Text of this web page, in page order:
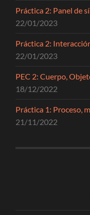
Práctica 2: Panel de
22/01/2023
Práctica 2:
22/01/2023
PEC 2: Cuerpo,
18/12/2022
Práctica 1: Proceso,
21/11/2022